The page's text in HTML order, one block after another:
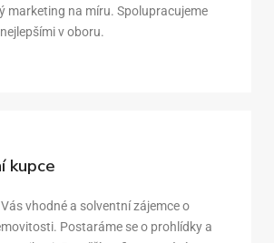
marketing na míru. Spolupracujeme
v oboru.
kupce
vhodné a solventní zájemce o
Postaráme se o prohlídky a